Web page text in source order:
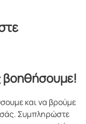
βοηθήσουμε!
και να βρούμε
Συμπληρώστε